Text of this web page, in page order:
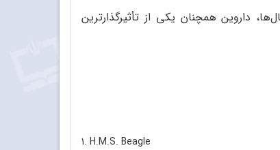
داروین همچنان یکی از تأثیرگذارترین
1. H.M.S. Beagle